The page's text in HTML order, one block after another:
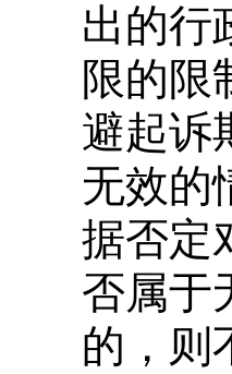
出的行
限的限
避起诉
无效的
据否定
否属于
的，则